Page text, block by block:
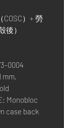
）+ 勞
後）
0004
mm,
Monobloc
case back